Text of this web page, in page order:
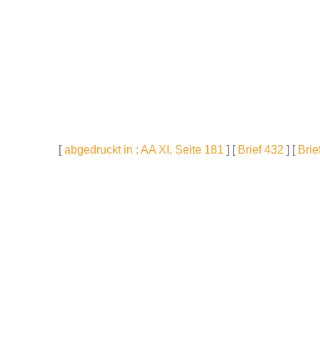
[abgedruckt in : AA XI, Seite 181 ] [ Brief 432 ] [